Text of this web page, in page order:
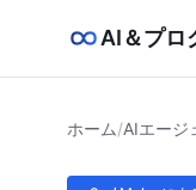
AI＆プロ
ホーム/AIエージ